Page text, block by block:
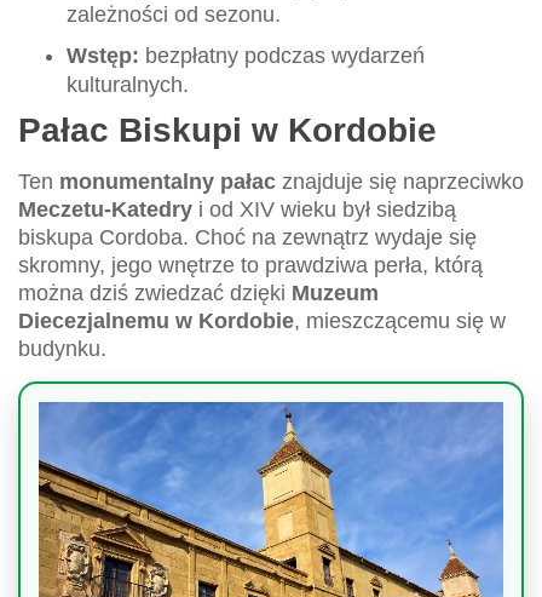
zależności od sezonu.
Wstęp: bezpłatny podczas wydarzeń
kulturalnych.
Pałac Biskupi w Kordobie
Ten monumentalny pałac znajduje się naprzeciwko
Meczetu-Katedry i od XIV wieku był siedzibą
biskupa Cordoba. Choć na zewnątrz wydaje się
skromny, jego wnętrze to prawdziwa perła, którą
można dziś zwiedzać dzięki Muzeum
Diecezjalnemu w Kordobie, mieszczącemu się w
budynku.